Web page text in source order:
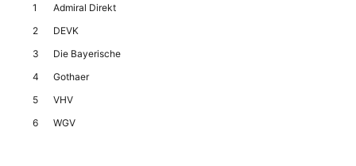
1
Admiral Direkt
2
DEVK
3
Die Bayerische
4
Gothaer
5
VHV
6
WGV